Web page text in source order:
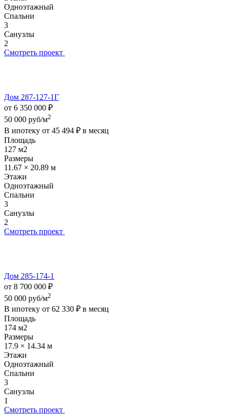
Одноэтажный
Спальни
3
Санузлы
2
Смотреть проект
Дом 287-127-1Г
от 6 350 000 ₽
50 000 руб/м2
В ипотеку от 45 494 ₽ в месяц
Площадь
127 м2
Размеры
11.67 × 20.89 м
Этажи
Одноэтажный
Спальни
3
Санузлы
2
Смотреть проект
Дом 285-174-1
от 8 700 000 ₽
50 000 руб/м2
В ипотеку от 62 330 ₽ в месяц
Площадь
174 м2
Размеры
17.9 × 14.34 м
Этажи
Одноэтажный
Спальни
3
Санузлы
1
Смотреть проект